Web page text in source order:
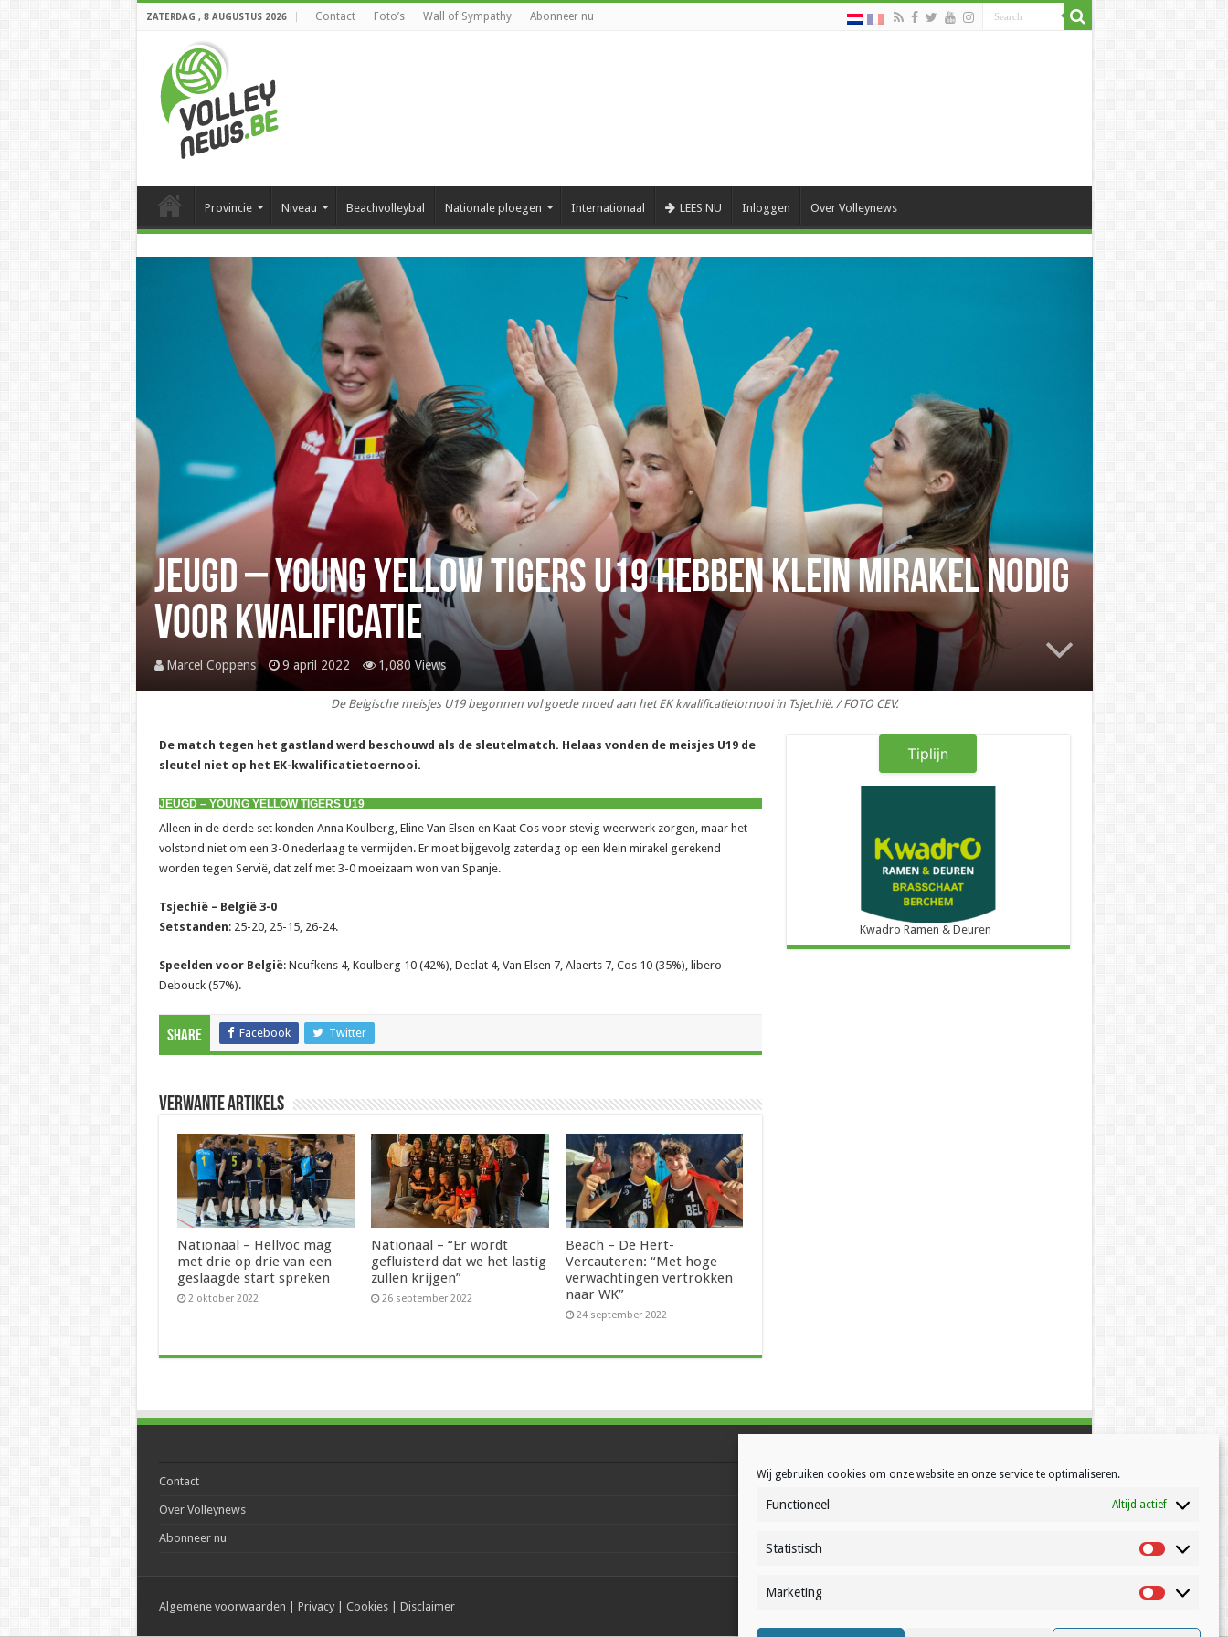
Wij gebruiken cookies om onze website en onze service te optimaliseren.
Functioneel Altijd actief
Statistisch Statistisch
Marketing Marketing
ZATERDAG , 8 AUGUSTUS 2026 Contact Foto’s Wall of Sympathy Abonneer nu
Provincie Niveau Beachvolleybal Nationale ploegen Internationaal LEES NU Inloggen Over Volleynews
Jeugd – Young Yellow Tigers U19 hebben klein mirakel nodig
voor kwalificatie
Marcel Coppens 9 april 2022 1,080 Views
De Belgische meisjes U19 begonnen vol goede moed aan het EK kwalificatietornooi in Tsjechië. / FOTO CEV.
De match tegen het gastland werd beschouwd als de sleutelmatch. Helaas vonden de meisjes U19 de
sleutel niet op het EK-kwalificatietoernooi.
JEUGD – YOUNG YELLOW TIGERS U19
Alleen in de derde set konden Anna Koulberg, Eline Van Elsen en Kaat Cos voor stevig weerwerk zorgen, maar het
volstond niet om een 3-0 nederlaag te vermijden. Er moet bijgevolg zaterdag op een klein mirakel gerekend
worden tegen Servië, dat zelf met 3-0 moeizaam won van Spanje.
Tsjechië – België 3-0
Setstanden: 25-20, 25-15, 26-24.
Speelden voor België: Neufkens 4, Koulberg 10 (42%), Declat 4, Van Elsen 7, Alaerts 7, Cos 10 (35%), libero
Debouck (57%).
Share Facebook Twitter
Verwante artikels
Nationaal – Hellvoc mag
met drie op drie van een
geslaagde start spreken
2 oktober 2022
Nationaal – “Er wordt
gefluisterd dat we het lastig
zullen krijgen”
26 september 2022
Beach – De Hert-
Vercauteren: “Met hoge
verwachtingen vertrokken
naar WK”
24 september 2022
Tiplijn
Kwadro Ramen & Deuren
Contact
Over Volleynews
Abonneer nu
Algemene voorwaarden Privacy| Cookies| Disclaimer